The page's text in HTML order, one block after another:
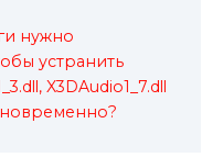
нужно
устранить
X3DAudio1_7.dll